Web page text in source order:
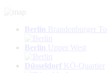
Berlin Brandenburger Tor
Berlin Upper West
Düsseldorf KÖ-Quartier